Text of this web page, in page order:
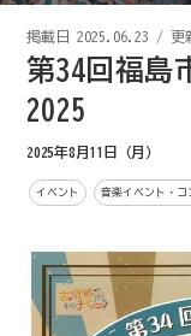
掲載日 2025.06.23 / 更
第34回福島
2025
2025年8月11日（月）
イベント 音楽イベント・コ